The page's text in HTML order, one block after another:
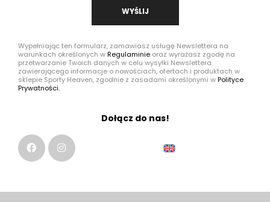
WYŚLIJ
Wypełniając ten formularz, zamawiasz usługę Newslettera na
warunkach określonych wRegulaminie oraz wyrażasz zgodę na
przetwarzanie Twoich danych w celu wysyłki Newslettera
zawierającego informacje o nowościach, ofertach i produktach w
sklepie Sporty Heaven, zgodnie z zasadami określonymi wPolityce
Prywatności.
Dołącz do nas!